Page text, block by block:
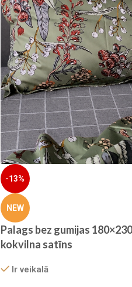
-13%
NEW
Palags bez gumijas
kokvilna satīns
Ir veikalā